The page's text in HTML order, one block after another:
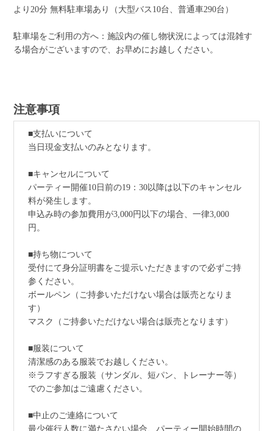
より20分 無料駐車場あり（大型バス10台、普通車290台）
駐車場をご利用の方へ：施設内の催し物状況によっては混雑す
る場合がございますので、お早めにお越しください。
注意事項
■支払いについて
当日現金支払いのみとなります。
■キャンセルについて
パーティー開催10日前の19：30以降は以下のキャンセル
料が発生します。
申込み時の参加費用が3,000円以下の場合、一律3,000
円。
■持ち物について
受付にて身分証明書をご提示いただきますので必ずご持
参ください。
ボールペン（ご持参いただけない場合は販売となりま
す）
マスク（ご持参いただけない場合は販売となります）
■服装について
清潔感のある服装でお越しください。
※ラフすぎる服装（サンダル、短パン、トレーナー等）
でのご参加はご遠慮ください。
■中止のご連絡について
最少催行人数に満たさない場合、パーティー開始時間の